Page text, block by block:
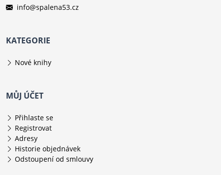
info@spalena53.cz
KATEGORIE
Nové knihy
MŮJ ÚČET
Přihlaste se
Registrovat
Adresy
Historie objednávek
Odstoupení od smlouvy